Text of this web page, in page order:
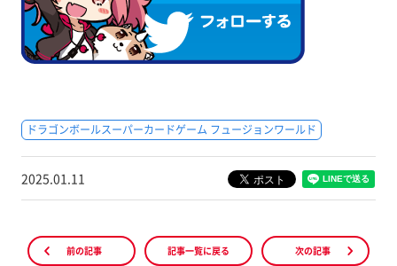
ドラゴンボールスーパーカードゲーム フュージョンワールド
2025.01.11
前の記事 記事一覧に戻る 次の記事